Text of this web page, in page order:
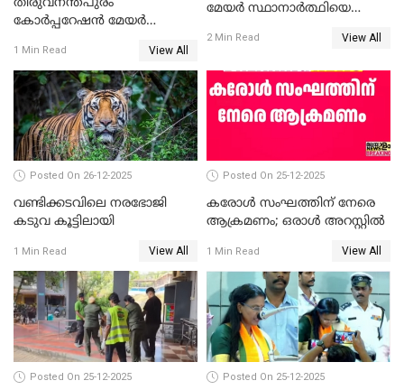
കോര്‍പ്പറേഷന്‍ മേയര്‍
ഹൈക്കോടതിയിലേക്ക്;
സത്യപ്രതിജ്ഞ ചടങ്ങില്‍
ചട്ടലംഘനമെന്ന് പാർട്ടി
1 Min Read View All
മേയർ സ്ഥാനാർത്ഥിയെ
2 Min Read View All
Posted On 26-12-2025
വണ്ടിക്കടവിലെ നരഭോജി
കടുവ കൂട്ടിലായി
1 Min Read View All
Posted On 25-12-2025
കരോള്‍ സംഘത്തിന് നേരെ
ആക്രമണം; ഒരാള്‍ അറസ്റ്റില്‍
1 Min Read View All
Posted On 25-12-2025 Posted On 25-12-2025